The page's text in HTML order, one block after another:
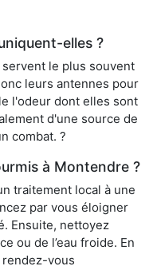
elles ?
le plus souvent
leurs antennes pour
l'odeur dont elles sont
d'une source de
combat. ?
à Montendre ?
traitement local à une
par vous éloigner
Ensuite, nettoyez
ou de l’eau froide. En
vous